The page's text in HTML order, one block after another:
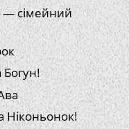
— сімейний
Ніконьонок!